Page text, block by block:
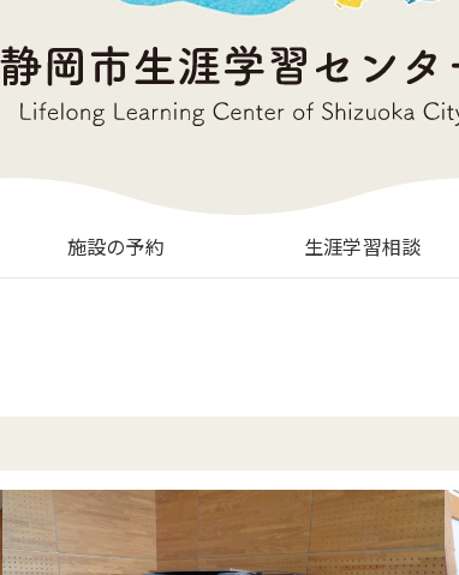
施設の予約 生涯学習相談